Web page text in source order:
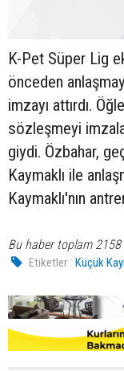
K-Pet Süper Lig
önceden
imzayı attırdı.
sözleşmeyi
giydi. Özbahar,
Kaymaklı ile
Kaymaklı'nın
Bu haber toplam
Etiketler : Küçük